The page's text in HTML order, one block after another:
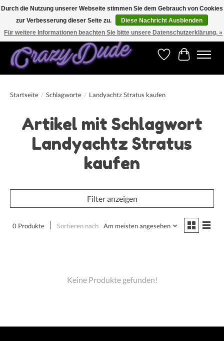
Versandkostenfrei bestellen ab CHF 200.00 in der Schweiz und ab EUR 250.00 in den
meisten Ländern weltweit.
Wunschzettel
Ihr
Startseite / Schlagworte / Landyachtz Stratus kaufen
Artikel mit Schlagwort
Landyachtz Stratus
kaufen
Filter anzeigen
0 Produkte Sortieren nach Am meisten angesehen
Keine Produkte gefunden!
Durch die Nutzung unserer Webseite stimmen Sie dem Gebrauch von Cookies
zur Verbesserung dieser Seite zu.
Diese Nachricht Ausblenden
Für weitere Informationen beachten Sie bitte unsere Datenschutzerklärung. »